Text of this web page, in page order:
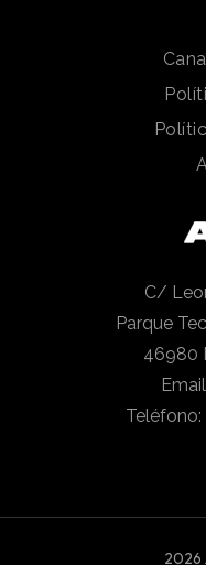
C/
Parque
46980
Teléfono:
2026